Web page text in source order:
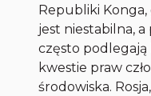
Republiki
jest niestabilna,
często
kwestie praw
środowiska.